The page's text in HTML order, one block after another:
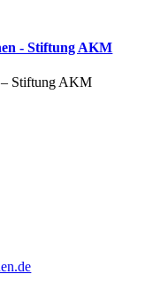
- Stiftung AKM
– Stiftung AKM